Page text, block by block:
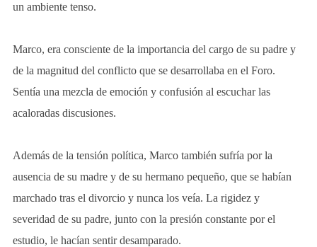
un ambiente tenso.
Marco, era consciente de la importancia del cargo de su padre y
de la magnitud del conflicto que se desarrollaba en el Foro.
Sentía una mezcla de emoción y confusión al escuchar las
acaloradas discusiones.
Además de la tensión política, Marco también sufría por la
ausencia de su madre y de su hermano pequeño, que se habían
marchado tras el divorcio y nunca los veía. La rigidez y
severidad de su padre, junto con la presión constante por el
estudio, le hacían sentir desamparado.